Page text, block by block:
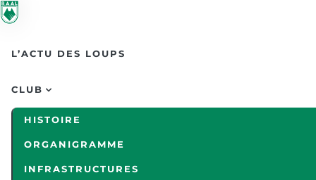
Skip to main content
L’ACTU DES LOUPS
CLUB
HISTOIRE
ORGANIGRAMME
INFRASTRUCTURES